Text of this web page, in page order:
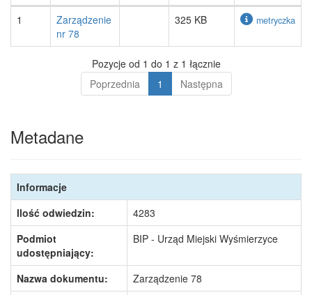
1
Zarządzenie
nr 78
325 KB metryczka
Pozycje od 1 do 1 z 1 łącznie
Poprzednia
1 Następna
Metadane
Informacje
Ilość odwiedzin:
4283
Podmiot
udostępniający:
BIP - Urząd Miejski Wyśmierzyce
Nazwa dokumentu:
Zarządzenie 78